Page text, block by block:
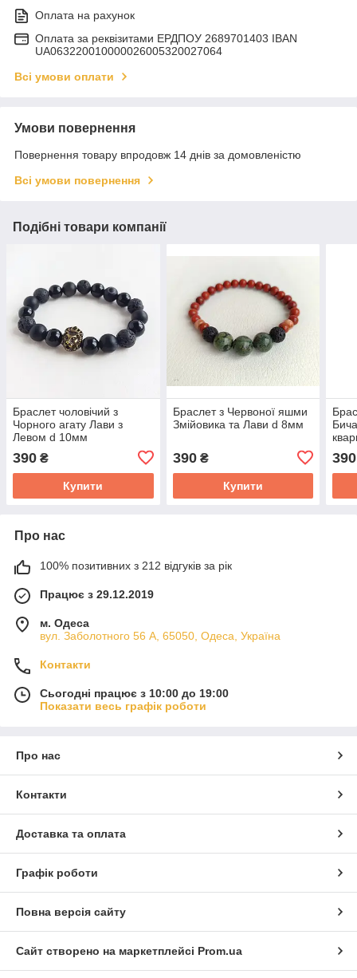
Оплата на рахунок
Оплата за реквізитами ЕРДПОУ 2689701403 IBAN
UA063220010000026005320027064
Всі умови оплати
Умови повернення
Повернення товару впродовж 14 днів за домовленістю
Всі умови повернення
Подібні товари компанії
Браслет чоловічий з
Чорного агату Лави з
Левом d 10мм
390 ₴
Купити
Браслет з Червоної яшми
Змійовика та Лави d 8мм
390₴
Купити
390
Про нас
100% позитивних з 212 відгуків за рік
Працює з 29.12.2019
м. Одеса
вул. Заболотного 56 А, 65050, Одеса, Україна
Контакти
Сьогодні працює з 10:00 до 19:00
Показати весь графік роботи
Про нас
Контакти
Доставка та оплата
Графік роботи
Повна версія сайту
Сайт створено на маркетплейсі Prom.ua